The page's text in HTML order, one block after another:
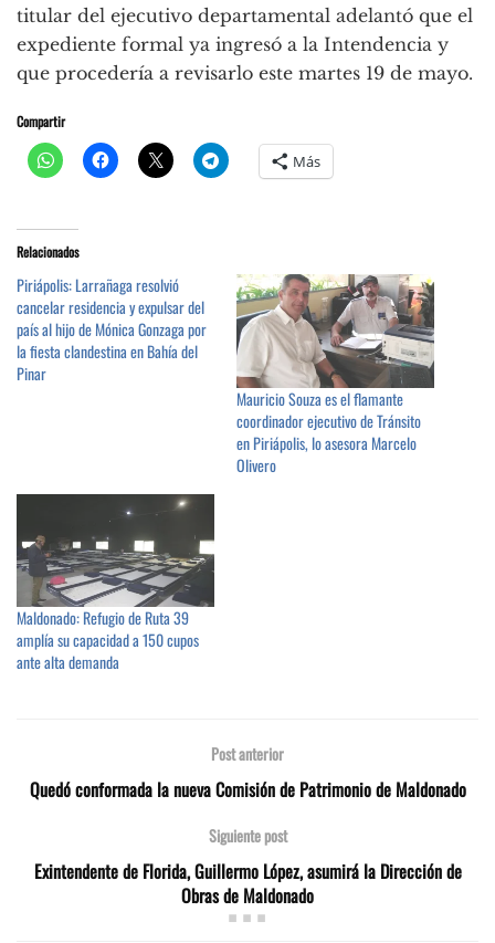
titular del ejecutivo departamental adelantó que el
expediente formal ya ingresó a la Intendencia y
que procedería a revisarlo este martes 19 de mayo.
Compartir
Más
Relacionados
Piriápolis: Larrañaga resolvió
cancelar residencia y expulsar del
país al hijo de Mónica Gonzaga por
la fiesta clandestina en Bahía del
Pinar
Mauricio Souza es el flamante
coordinador ejecutivo de Tránsito
en Piriápolis, lo asesora Marcelo
Olivero
Maldonado: Refugio de Ruta 39
amplía su capacidad a 150 cupos
ante alta demanda
Post anterior
Quedó conformada la nueva Comisión de Patrimonio de Maldonado
Siguiente post
Exintendente de Florida, Guillermo López, asumirá la Dirección de
Obras de Maldonado